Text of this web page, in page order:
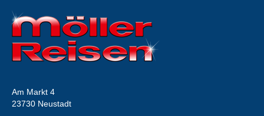
Am Markt 4
23730 Neustadt